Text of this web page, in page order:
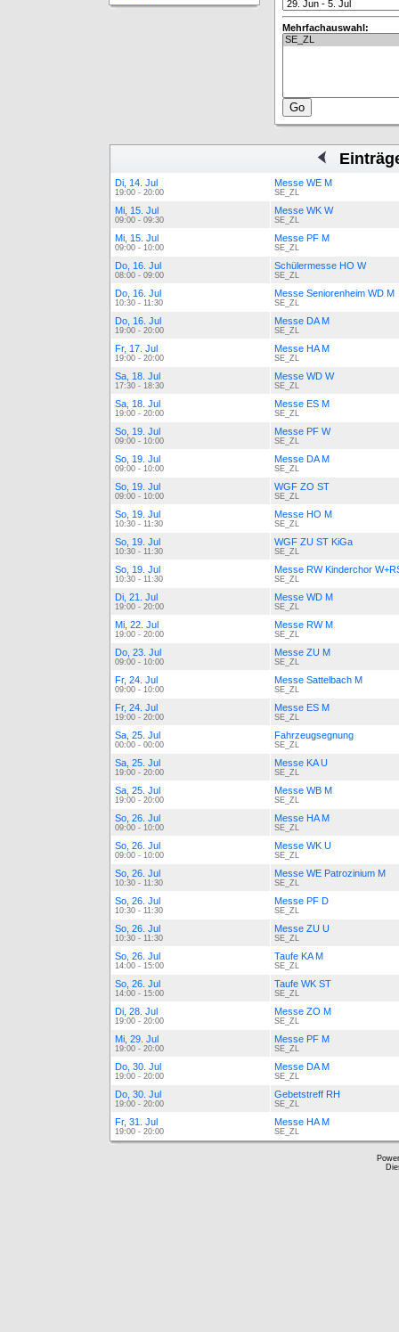
Mehrfachauswahl:
Di, 14. Jul
19:00 - 20:00
Messe WE M
SE_ZL
Mi, 15. Jul
09:00 - 09:30
Messe WK W
SE_ZL
Mi, 15. Jul
09:00 - 10:00
Messe PF M
SE_ZL
Do, 16. Jul
08:00 - 09:00
Schülermesse HO W
SE_ZL
Do, 16. Jul
10:30 - 11:30
Messe Seniorenheim WD M
SE_ZL
Do, 16. Jul
19:00 - 20:00
Messe DA M
SE_ZL
Fr, 17. Jul
19:00 - 20:00
Messe HA M
SE_ZL
Sa, 18. Jul
17:30 - 18:30
Messe WD W
SE_ZL
Sa, 18. Jul
19:00 - 20:00
Messe ES M
SE_ZL
So, 19. Jul
09:00 - 10:00
Messe PF W
SE_ZL
So, 19. Jul
09:00 - 10:00
Messe DA M
SE_ZL
So, 19. Jul
09:00 - 10:00
WGF ZO ST
SE_ZL
So, 19. Jul
10:30 - 11:30
Messe HO M
SE_ZL
So, 19. Jul
10:30 - 11:30
WGF ZU ST KiGa
SE_ZL
So, 19. Jul
10:30 - 11:30
Messe RW Kinderchor
SE_ZL
Di, 21. Jul
19:00 - 20:00
Messe WD M
SE_ZL
Mi, 22. Jul
19:00 - 20:00
Messe RW M
SE_ZL
Do, 23. Jul
09:00 - 10:00
Messe ZU M
SE_ZL
Fr, 24. Jul
09:00 - 10:00
Messe Sattelbach M
SE_ZL
Fr, 24. Jul
19:00 - 20:00
Messe ES M
SE_ZL
Sa, 25. Jul
00:00 - 00:00
Fahrzeugsegnung
SE_ZL
Sa, 25. Jul
19:00 - 20:00
Messe KA U
SE_ZL
Sa, 25. Jul
19:00 - 20:00
Messe WB M
SE_ZL
So, 26. Jul
09:00 - 10:00
Messe HA M
SE_ZL
So, 26. Jul
09:00 - 10:00
Messe WK U
SE_ZL
So, 26. Jul
10:30 - 11:30
Messe WE Patrozinium M
SE_ZL
So, 26. Jul
10:30 - 11:30
Messe PF D
SE_ZL
So, 26. Jul
10:30 - 11:30
Messe ZU U
SE_ZL
So, 26. Jul
14:00 - 15:00
Taufe KA M
SE_ZL
So, 26. Jul
14:00 - 15:00
Taufe WK ST
SE_ZL
Di, 28. Jul
19:00 - 20:00
Messe ZO M
SE_ZL
Mi, 29. Jul
19:00 - 20:00
Messe PF M
SE_ZL
Do, 30. Jul
19:00 - 20:00
Messe DA M
SE_ZL
Do, 30. Jul
19:00 - 20:00
Gebetstreff RH
SE_ZL
Fr, 31. Jul
19:00 - 20:00
Messe HA M
SE_ZL